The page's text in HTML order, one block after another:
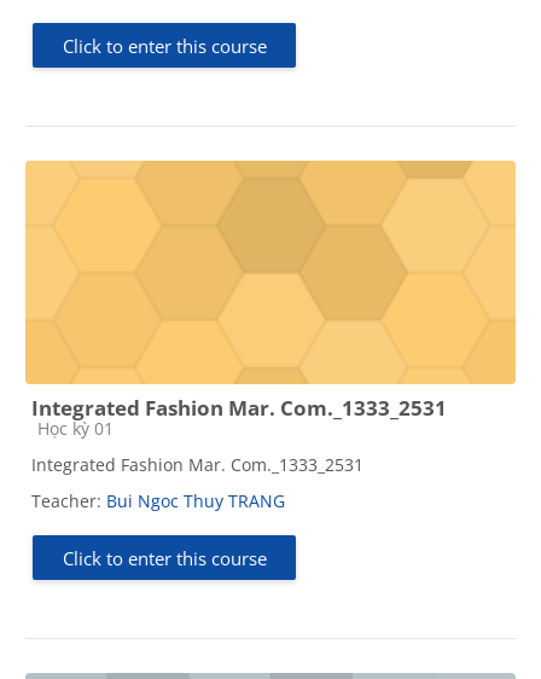
Click to enter this course
Integrated Fashion Mar. Com._1333_2531
Course category
Học kỳ 01
Integrated Fashion Mar. Com._1333_2531
Teacher: Bui Ngoc Thuy TRANG
Click to enter this course